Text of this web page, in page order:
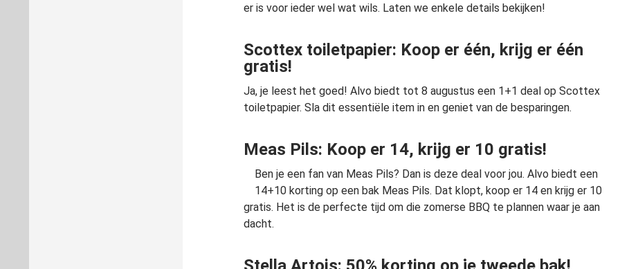
er is voor ieder wel wat wils. Laten we enkele details bekijken!
Scottex toiletpapier: Koop er één, krijg er één
gratis!
Ja, je leest het goed! Alvo biedt tot 8 augustus een 1+1 deal op Scottex
toiletpapier. Sla dit essentiële item in en geniet van de besparingen.
Meas Pils: Koop er 14, krijg er 10 gratis!
Ben je een fan van Meas Pils? Dan is deze deal voor jou. Alvo biedt een
14+10 korting op een bak Meas Pils. Dat klopt, koop er 14 en krijg er 10
gratis. Het is de perfecte tijd om die zomerse BBQ te plannen waar je aan
dacht.